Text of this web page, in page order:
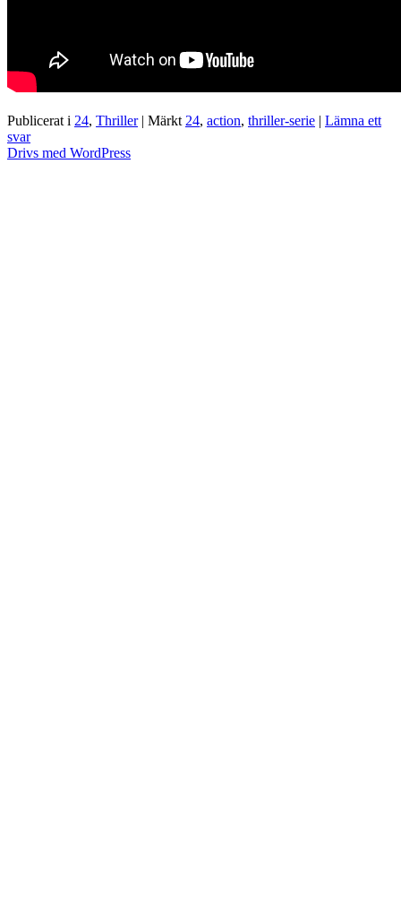
Publicerat i 24, Thriller | Märkt 24, action, thriller-serie | Lämna ett
svar
Drivs med WordPress